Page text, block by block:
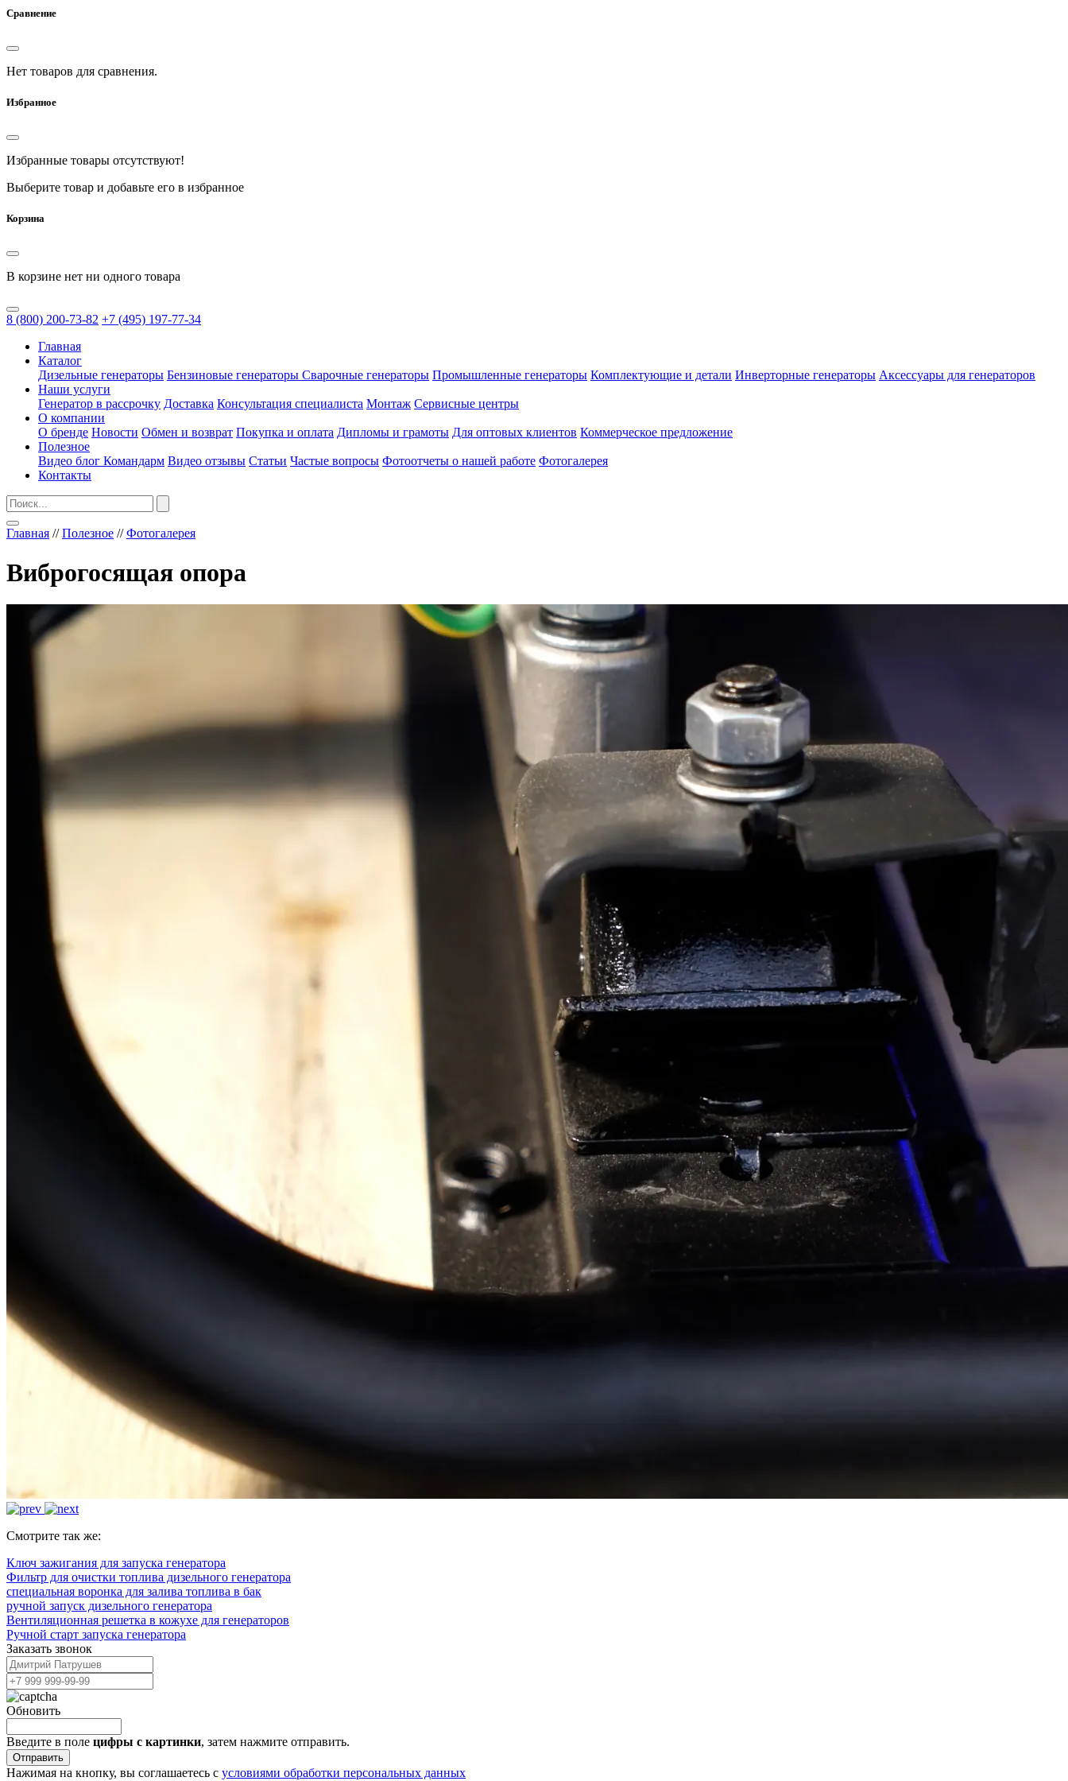
Сравнение
Нет товаров для сравнения.
Избранное
Избранные товары отсутствуют!
Выберите товар и добавьте его в избранное
Корзина
В корзине нет ни одного товара
8 (800) 200-73-82 +7 (495) 197-77-34
Главная
Каталог
Дизельные генераторы Бензиновые генераторы Сварочные генераторы Промышленные генераторы Комплектующие и детали Инверторные генераторы Аксессуары для генераторов
Наши услуги
Генератор в рассрочку Доставка Консультация специалиста Монтаж Сервисные центры
О компании
О бренде Новости Обмен и возврат Покупка и оплата Дипломы и грамоты Для оптовых клиентов Коммерческое предложение
Полезное
Видео блог Командарм Видео отзывы Статьи Частые вопросы Фотоотчеты о нашей работе Фотогалерея
Контакты
Главная //Полезное //Фотогалерея
Виброгосящая опора
Смотрите так же:
Ключ зажигания для запуска генератора
Фильтр для очистки топлива дизельного генератора
специальная воронка для залива топлива в бак
ручной запуск дизельного генератора
Вентиляционная решетка в кожухе для генераторов
Ручной старт запуска генератора
Заказать звонок
Обновить
Введите в поле цифры c картинки, затем нажмите отправить.
Отправить
Нажимая на кнопку, вы соглашаетесь с условиями обработки персональных данных